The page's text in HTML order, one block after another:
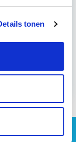
tonen